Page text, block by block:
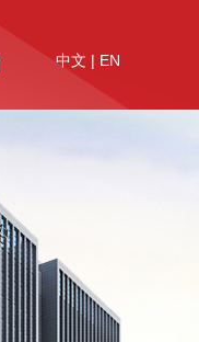
中文 | EN